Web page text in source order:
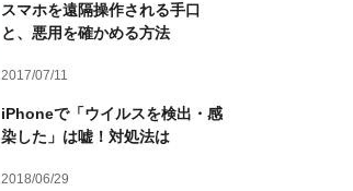
スマホを遠隔操作される手口
と、悪用を確かめる方法
2017/07/11
iPhoneで「ウイルスを検出・感
染した」は嘘！対処法は
2018/06/29